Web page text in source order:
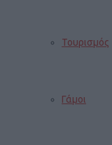
Τουρισμός
Γάμοι